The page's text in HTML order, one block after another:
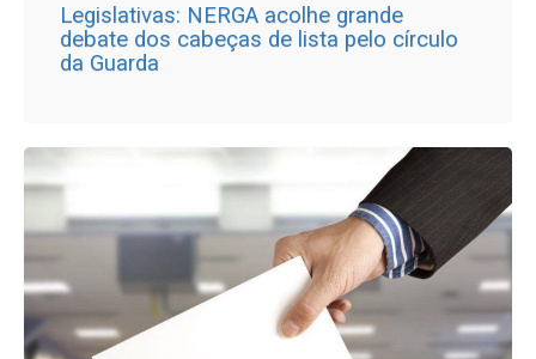
Legislativas: NERGA acolhe grande
debate dos cabeças de lista pelo círculo
da Guarda